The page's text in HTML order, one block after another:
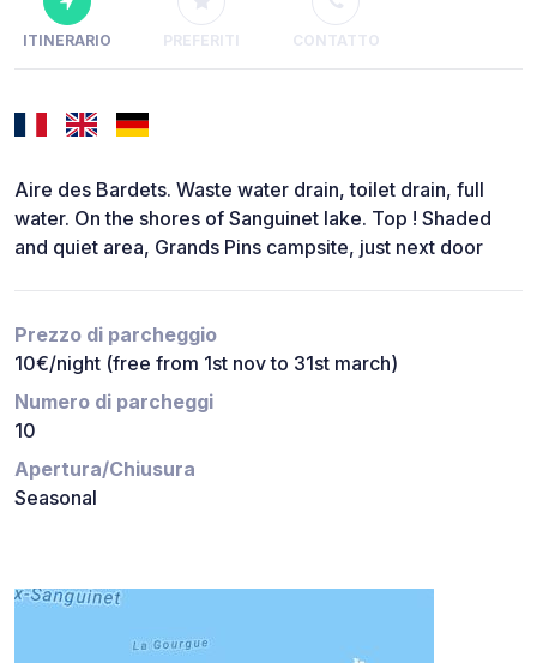
ITINERARIO PREFERITI CONTATTO
Aire des Bardets. Waste water drain, toilet drain, full
water. On the shores of Sanguinet lake. Top ! Shaded
and quiet area, Grands Pins campsite, just next door
Prezzo di parcheggio
10€/night (free from 1st nov to 31st march)
Numero di parcheggi
10
Apertura/Chiusura
Seasonal